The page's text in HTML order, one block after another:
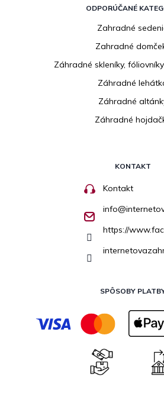
ODPORÚČANÉ
Zahradné
Zahradné
Záhradné skleníky,
Záhradné
Záhradné
Záhradné
KONTAKT
Kontakt
info@
https://
SPÔSOBY